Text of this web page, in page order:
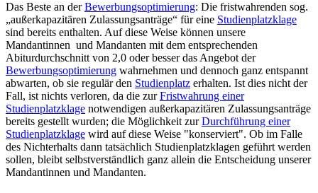
Das Beste an derBewerbungsoptimierung: Die fristwahrenden sog.
„außerkapazitären Zulassungsanträge“ für eine Studienplatzklage
sind bereits enthalten. Auf diese Weise können unsere
Mandantinnen und Mandanten mit dem entsprechenden
Abiturdurchschnitt von 2,0 oder besser das Angebot der
Bewerbungsoptimierung wahrnehmen und dennoch ganz entspannt
abwarten, ob sie regulär den Studienplatz erhalten. Ist dies nicht der
Fall, ist nichts verloren, da die zurFristwahrung einer
Studienplatzklage notwendigen außerkapazitären Zulassungsanträge
bereits gestellt wurden; die Möglichkeit zurDurchführung einer
Studienplatzklage wird auf diese Weise "konserviert". Ob im Falle
des Nichterhalts dann tatsächlich Studienplatzklagen geführt werden
sollen, bleibt selbstverständlich ganz allein die Entscheidung unserer
Mandantinnen und Mandanten.